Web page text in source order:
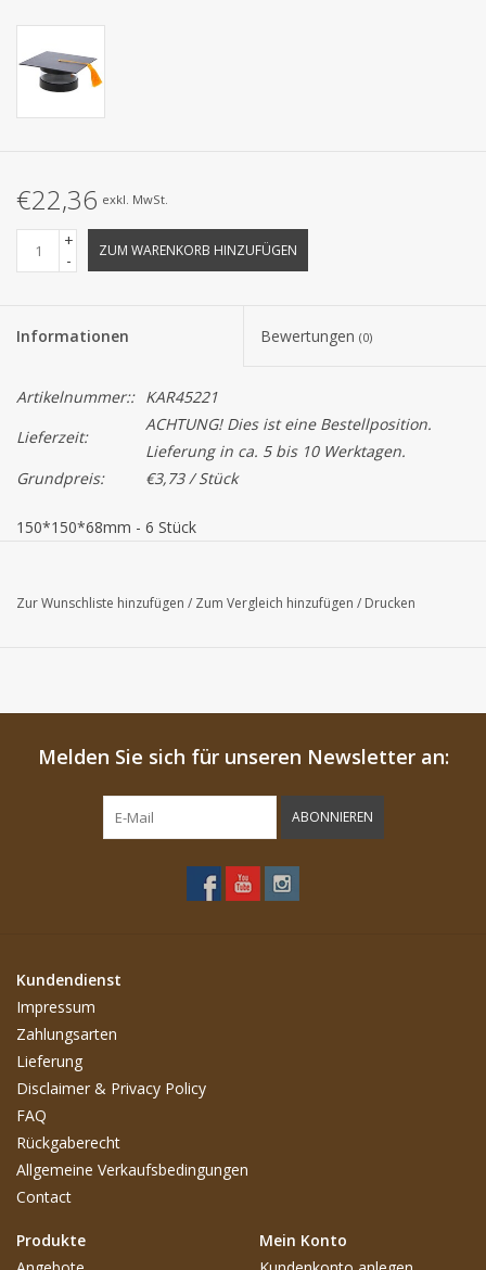
€22,36 exkl. MwSt.
+
-
ZUM WARENKORB HINZUFÜGEN
Informationen Bewertungen (0)
Artikelnummer:: KAR45221
Lieferzeit:
ACHTUNG! Dies ist eine Bestellposition.
Lieferung in ca. 5 bis 10 Werktagen.
Grundpreis:
€3,73 / Stück
150*150*68mm - 6 Stück
Zur Wunschliste hinzufügen / Zum Vergleich hinzufügen / Drucken
Melden Sie sich für unseren Newsletter an:
ABONNIEREN
Kundendienst
Impressum
Zahlungsarten
Lieferung
Disclaimer & Privacy Policy
FAQ
Rückgaberecht
Allgemeine Verkaufsbedingungen
Contact
Produkte
Mein Konto